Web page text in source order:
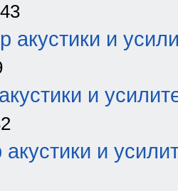
акустики и
и
и